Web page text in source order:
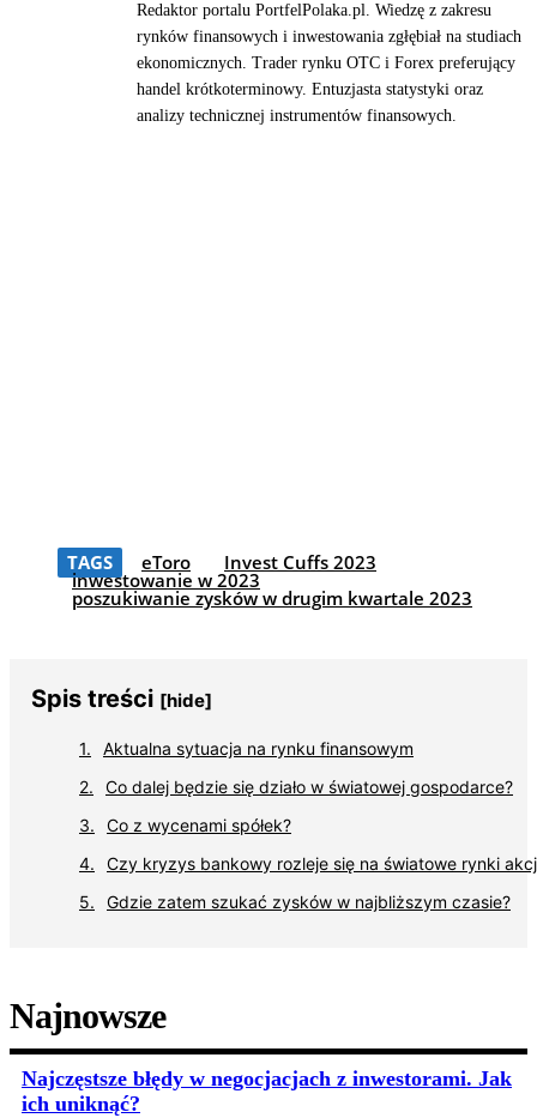
Redaktor portalu PortfelPolaka.pl. Wiedzę z zakresu
rynków finansowych i inwestowania zgłębiał na studiach
ekonomicznych. Trader rynku OTC i Forex preferujący
handel krótkoterminowy. Entuzjasta statystyki oraz
analizy technicznej instrumentów finansowych.
TAGS eToro Invest Cuffs 2023
inwestowanie w 2023
poszukiwanie zysków w drugim kwartale 2023
Spis treści [hide]
Aktualna sytuacja na rynku finansowym
Co dalej będzie się działo w światowej gospodarce?
Co z wycenami spółek?
Czy kryzys bankowy rozleje się na światowe rynki
Gdzie zatem szukać zysków w najbliższym czasie?
Najnowsze
Najczęstsze błędy w negocjacjach z inwestorami. Jak
ich uniknąć?